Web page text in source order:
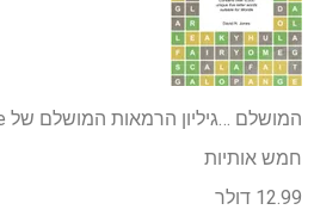
המושלם …
חמש אותיות
12.99 דולר